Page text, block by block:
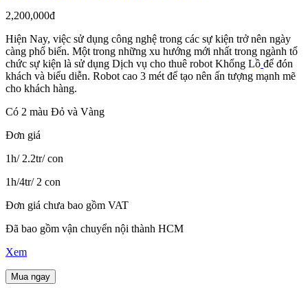
2,200,000đ
Hiện Nay, việc sử dụng công nghệ trong các sự kiện trở nên ngày
càng phổ biến. Một trong những xu hướng mới nhất trong ngành tổ
chức sự kiện là sử dụng Dịch vụ cho thuê robot Khổng Lồ để đón
khách và biểu diễn. Robot cao 3 mét để tạo nên ấn tượng mạnh mẽ
cho khách hàng.
Có 2 màu Đỏ và Vàng
Đơn giá
1h/ 2.2tr/ con
1h/4tr/ 2 con
Đơn giá chưa bao gồm VAT
Đã bao gồm vận chuyển nội thành HCM
Xem
Mua ngay